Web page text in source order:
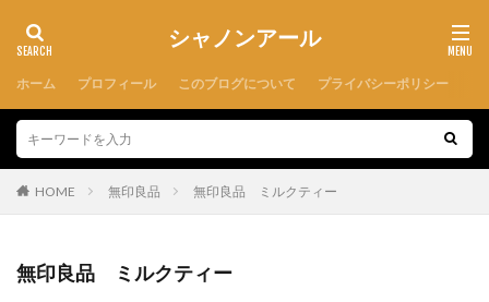
シャノンアール
ホーム プロフィール このブログについて プライバシーポリシー
HOME 無印良品 無印良品 ミルクティー
無印良品 ミルクティー